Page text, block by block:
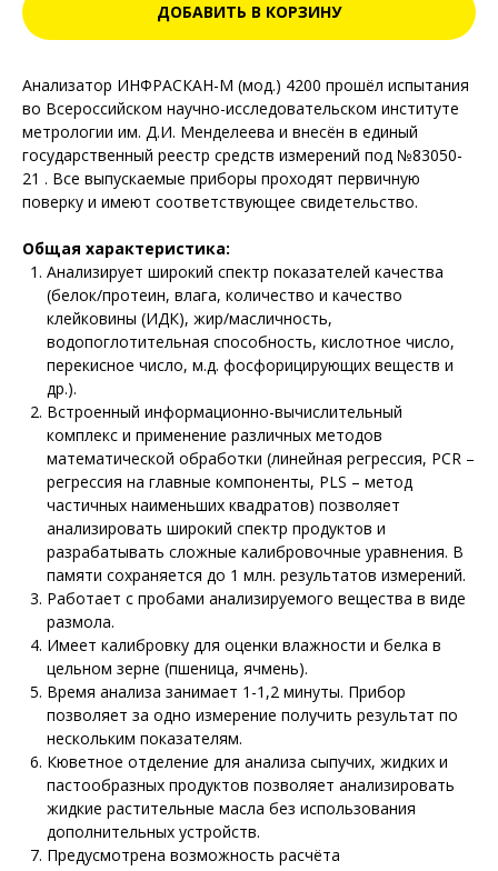
ДОБАВИТЬ В КОРЗИНУ
Анализатор ИНФРАСКАН-М (мод.) 4200 прошёл испытания
во Всероссийском научно-исследовательском институте
метрологии им. Д.И. Менделеева и внесён в единый
государственный реестр средств измерений под №83050-
21 . Все выпускаемые приборы проходят первичную
поверку и имеют соответствующее свидетельство.
Общая характеристика:
Анализирует широкий спектр показателей качества
(белок/протеин, влага, количество и качество
клейковины (ИДК), жир/масличность,
водопоглотительная способность, кислотное число,
перекисное число, м.д. фосфорицирующих веществ и
др.).
Встроенный информационно-вычислительный
комплекс и применение различных методов
математической обработки (линейная регрессия, PCR –
регрессия на главные компоненты, PLS – метод
частичных наименьших квадратов) позволяет
анализировать широкий спектр продуктов и
разрабатывать сложные калибровочные уравнения. В
памяти сохраняется до 1 млн. результатов измерений.
Работает с пробами анализируемого вещества в виде
размола.
Имеет калибровку для оценки влажности и белка в
цельном зерне (пшеница, ячмень).
Время анализа занимает 1-1,2 минуты. Прибор
позволяет за одно измерение получить результат по
нескольким показателям.
Кюветное отделение для анализа сыпучих, жидких и
пастообразных продуктов позволяет анализировать
жидкие растительные масла без использования
дополнительных устройств.
Предусмотрена возможность расчёта